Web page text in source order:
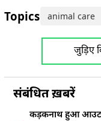
Topics: animal care
जुड़िए
संबंधित ख़बरें
कड़कनाथ हुआ आउट!